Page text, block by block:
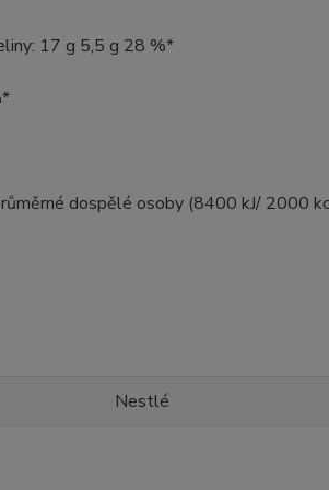
17 g 5,5 g 28 %*
dospělé osoby (8400 kJ/ 2000
Nestlé